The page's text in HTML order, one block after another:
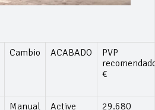
Cambio ACABADO
PVP
€
Manual Active 29.680